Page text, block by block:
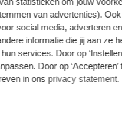
van advertenties).
social media, adverteren
informatie die jij aan ze
services. Door op
Door op
in ons privacy statement.
GT GT
De